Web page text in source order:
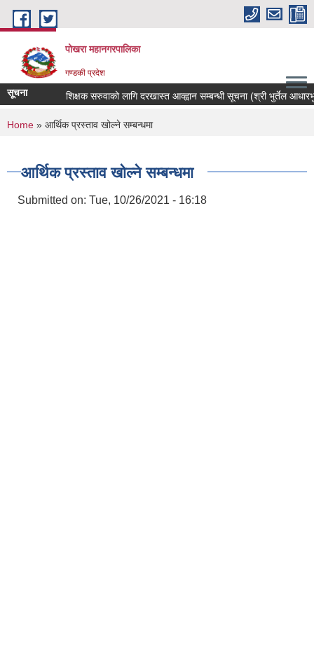
Skip to main content
पोखरा महानगरपालिका
गण्डकी प्रदेश
सूचना शिक्षक सरुवाको लागि दरखास्त आव्ह्वान सम्बन्धी सूचना (श्री भुर्तेल आधारभुत
You are here
Home » आर्थिक प्रस्ताव खोल्ने सम्बन्धमा
आर्थिक प्रस्ताव खोल्ने सम्बन्धमा
Submitted on: Tue, 10/26/2021 - 16:18